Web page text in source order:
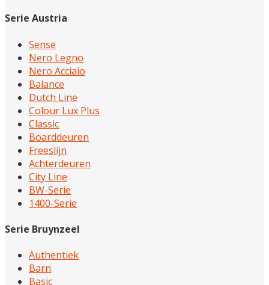
Serie Austria
Sense
Nero Legno
Nero Acciaio
Balance
Dutch Line
Colour Lux Plus
Classic
Boarddeuren
Freeslijn
Achterdeuren
City Line
BW-Serie
1400-Serie
Serie Bruynzeel
Authentiek
Barn
Basic